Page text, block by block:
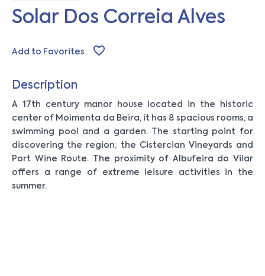
Solar Dos Correia Alves
Add to Favorites
Description
A 17th century manor house located in the historic
center of Moimenta da Beira, it has 8 spacious rooms, a
swimming pool and a garden. The starting point for
discovering the region; the Cistercian Vineyards and
Port Wine Route. The proximity of Albufeira do Vilar
offers a range of extreme leisure activities in the
summer.